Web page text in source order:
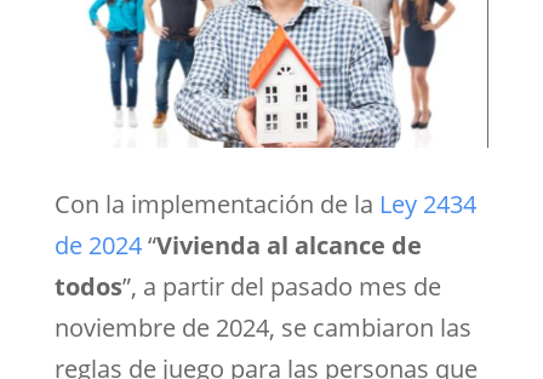
Con la implementación de la Ley 2434
de 2024“Vivienda al alcance de
todos”, a partir del pasado mes de
noviembre de 2024, se cambiaron las
reglas de juego para las personas que